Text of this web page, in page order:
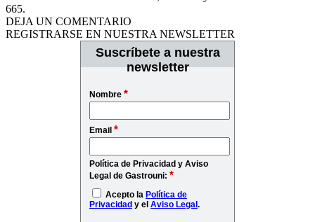
665.
DEJA UN COMENTARIO
REGISTRARSE EN NUESTRA NEWSLETTER
Suscríbete a nuestra
newsletter
Nombre *
Email *
Política de Privacidad y Aviso
Legal de Gastrouni: *
Acepto la Política de
Privacidad y el Aviso Legal.